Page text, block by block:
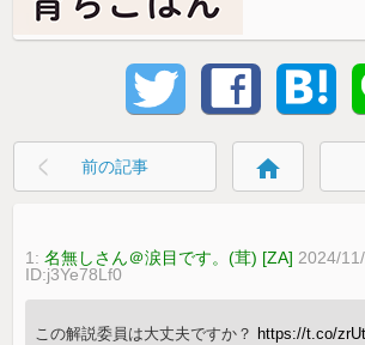
前の記事 home
1:名無しさん＠涙目です。(茸) [ZA] 2024/
ID:j3Ye78Lf0
この解説委員は大丈夫ですか？ https://t.co/